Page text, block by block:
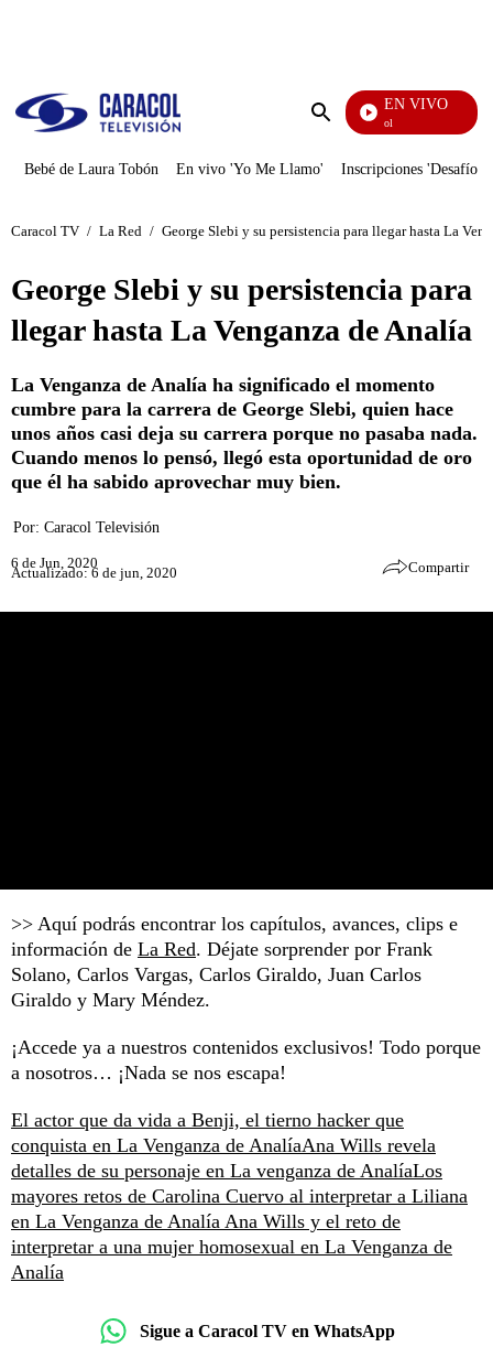
Enviar
EN VIVO
Noticias Caracol
Bebé de Laura Tobón En vivo 'Yo Me Llamo' Inscripciones 'Desafío'
Caracol TV / La Red / George Slebi y su persistencia para llegar hasta La
George Slebi y su persistencia para
llegar hasta La Venganza de Analía
La Venganza de Analía ha significado el momento
cumbre para la carrera de George Slebi, quien hace
unos años casi deja su carrera porque no pasaba nada.
Cuando menos lo pensó, llegó esta oportunidad de oro
que él ha sabido aprovechar muy bien.
Por: Caracol Televisión
6 de Jun, 2020
Actualizado: 6 de jun, 2020 Compartir
>> Aquí podrás encontrar los capítulos, avances, clips e
información de La Red. Déjate sorprender por Frank
Solano, Carlos Vargas, Carlos Giraldo, Juan Carlos
Giraldo y Mary Méndez.
¡Accede ya a nuestros contenidos exclusivos! Todo porque
a nosotros… ¡Nada se nos escapa!
El actor que da vida a Benji, el tierno hacker que
conquista en La Venganza de AnalíaAna Wills revela
detalles de su personaje en La venganza de AnalíaLos
mayores retos de Carolina Cuervo al interpretar a Liliana
en La Venganza de Analía Ana Wills y el reto de
interpretar a una mujer homosexual en La Venganza de
Analía
Sigue a Caracol TV en WhatsApp